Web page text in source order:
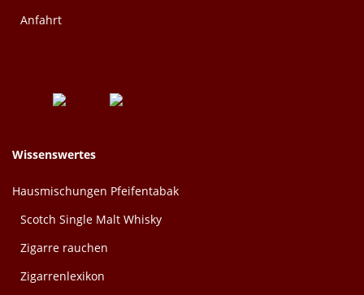
Anfahrt
Wissenswertes
Hausmischungen Pfeifentabak
Scotch Single Malt Whisky
Zigarre rauchen
Zigarrenlexikon